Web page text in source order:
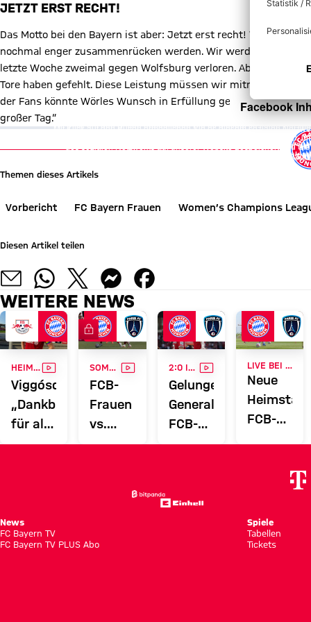
JETZT ERST RECHT!
Das Motto bei den Bayern ist aber: Jetzt erst recht! Wörle ist
nochmal enger zusammenrücken werden. Wir werden als
letzte Woche zweimal gegen Wolfsburg verloren. Aber
Tore haben gefehlt. Diese Leistung müssen wir mitnehmen
der Fans könnte Wörles Wunsch in Erfüllung gehen: „ein
großer Tag.“
Facebook
Mit Klick auf den Button ermöglichen Sie es diesem sozialen
Vorher kann das soziale Netzwerk keine Daten über Sie erheben,
des sozialen Netzwerks auf unserer Website gespeichert und
Details:
Facebook
Mit Klick auf den Button ermöglichen Sie es diesem sozialen
Vorher kann das soziale Netzwerk keine Daten über Sie erheben,
des sozialen Netzwerks auf unserer Website gespeichert und
Themen dieses Artikels
Vorbericht FC Bayern Frauen Women’s Champions
Diesen Artikel teilen
WEITERE NEWS
HEIMSPIEL IM SPORTPARK UNTERHACHINGVIDEO
Viggósdóttir:
„Dankbar
für alle
Fans“
FC Bayern TV PLUS
SOMMERVORBEREITUNG VIDEO
FCB-
Frauen
vs.
Paris
2:0 IM SPORTPARK UNTERHACHING VIDEO
Gelungene
Generalprobe:
FCB-
Frauen
gegen
Neue
FCB-
News
FC Bayern TV
FC Bayern TV PLUS Abo
Spiele
Tabellen
Tickets